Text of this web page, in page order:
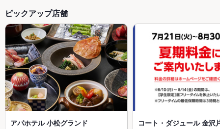
ピックアップ店舗
アパホテル 小松グランド コート・ダジュール 金沢